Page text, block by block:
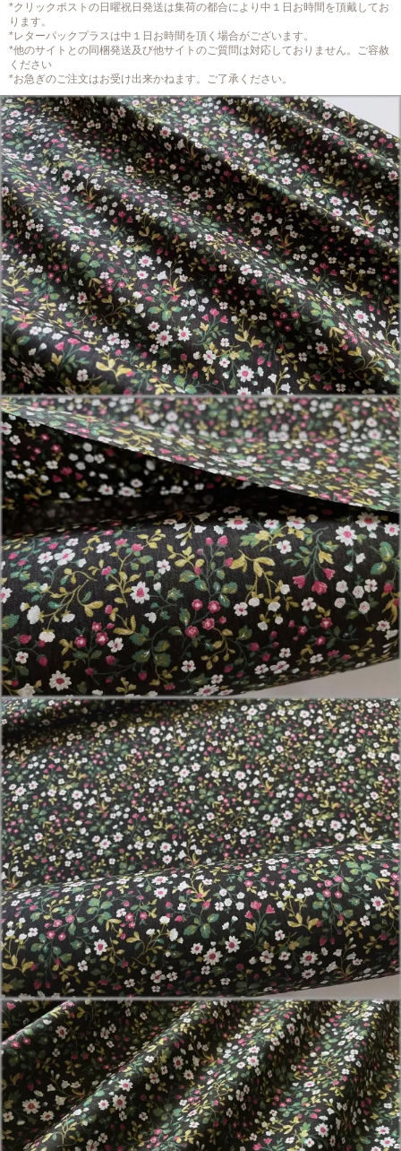
*クリックポストの日曜祝日発送は集荷の都合により中１日お時間を頂戴してお
ります。
*レターパックプラスは中１日お時間を頂く場合がございます。
*他のサイトとの同梱発送及び他サイトのご質問は対応しておりません。ご容赦
ください
*お急ぎのご注文はお受け出来かねます。ご了承ください。